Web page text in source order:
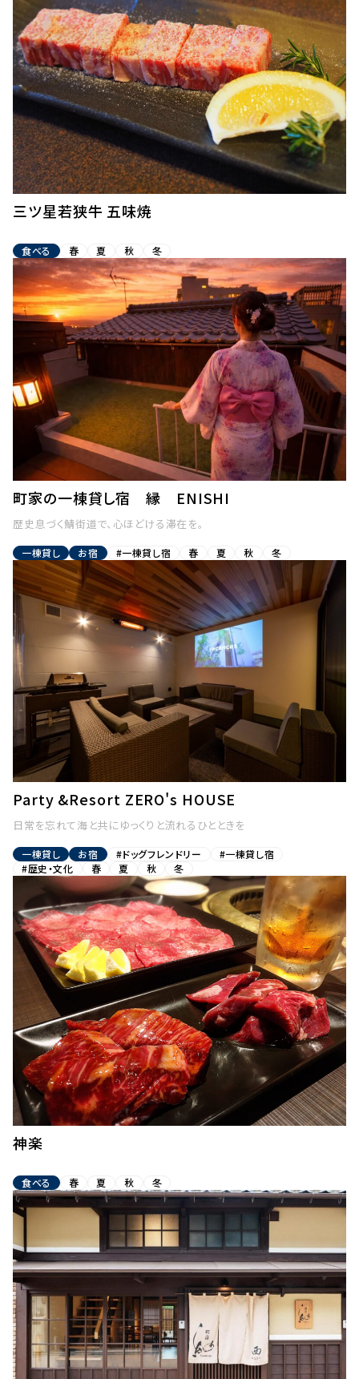
三ツ星若狭牛 五味焼
食べる 春 夏 秋 冬
町家の一棟貸し宿 縁 ENISHI
歴史息づく鯖街道で、心ほどける滞在を。
一棟貸し お宿 #一棟貸し宿 春 夏 秋 冬
Party &Resort ZERO's HOUSE
日常を忘れて海と共にゆっくりと流れるひとときを
一棟貸し お宿 #ドッグフレンドリー
#一棟貸し宿
#歴史・文化
春 夏 秋 冬
神楽
食べる 春 夏 秋 冬